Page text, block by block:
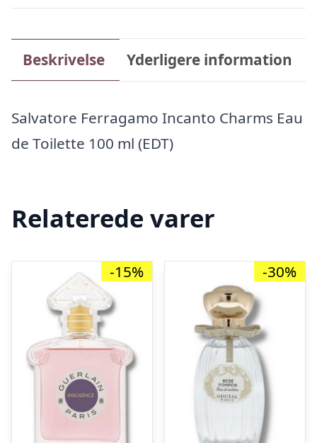
Beskrivelse Yderligere information
Salvatore Ferragamo Incanto Charms Eau
de Toilette 100 ml (EDT)
Relaterede varer
-15% -30%